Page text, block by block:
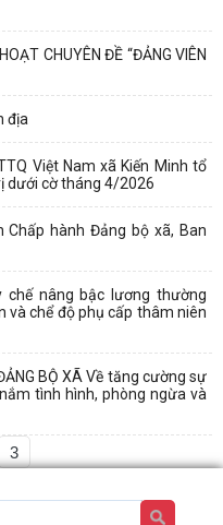
CHUYÊN ĐỀ “ĐẢNG VIÊN
địa
Việt Nam xã Kiến Minh tổ
dưới cờ tháng 4/2026
Chấp hành Đảng bộ xã, Ban
chế nâng bậc lương thường
và chể độ phụ cấp thâm niên
BỘ XÃ Về tăng cường sự
tình hình, phòng ngừa và
3